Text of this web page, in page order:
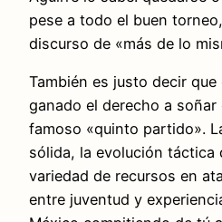
pese a todo el buen
discurso de «más de lo
También es justo decir
ganado el derecho a
famoso «quinto partido».
sólida, la evolución táctica
variedad de recursos en
entre juventud y